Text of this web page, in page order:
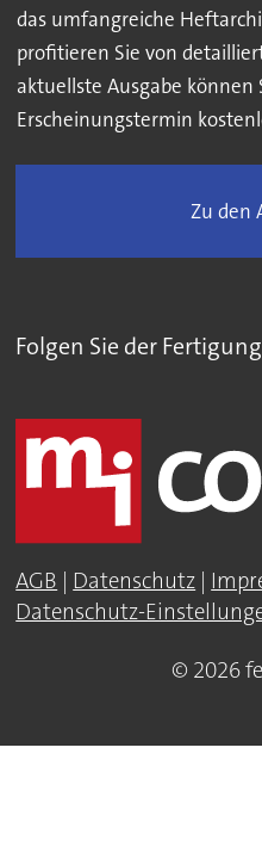
das umfangreiche
profitieren Sie von
aktuellste Ausgabe können
Erscheinungstermin
Zu den
Folgen Sie der
AGB | Datenschutz |
Datenschutz-
© 2026